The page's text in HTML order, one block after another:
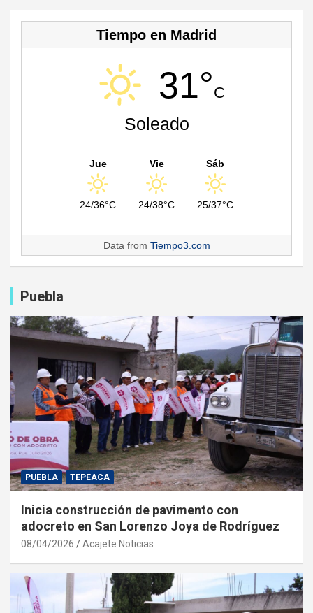
Tiempo en Madrid
31°C
Soleado
Jue
24/36°C
Vie
24/38°C
Sáb
25/37°C
Data from Tiempo3.com
Puebla
PUEBLA TEPEACA
Inicia construcción de pavimento con
adocreto en San Lorenzo Joya de Rodríguez
08/04/2026 Acajete Noticias